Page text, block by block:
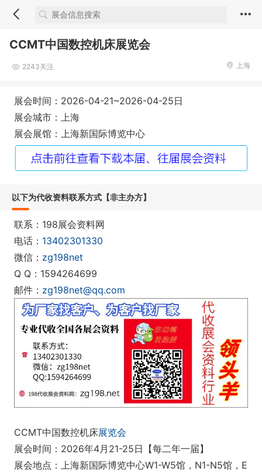
CCMT中国数控机床展览会
2243关注 上海
展会时间：2026-04-21~2026-04-25日
展会城市：上海
展会展馆：上海新国际博览中心
以下为代收资料联系方式【非主办方】
联系：198展会资料网
电话： 13402301330
微信： zg198net
Q Q：1594264699
邮件： zg198net@qq.com
CCMT中国数控机床展览会
展会时间：2026年4月21-25日【每二年一届】
展会地点：上海新国际博览中心W1-W5馆，N1-N5馆，E